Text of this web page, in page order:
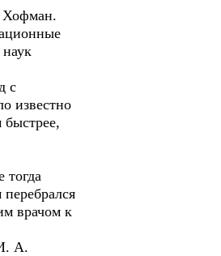
Хофман.
с
известно
врачом к
А.